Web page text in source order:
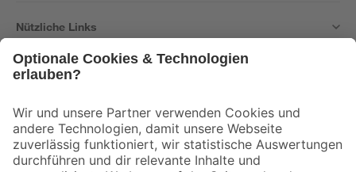
Nützliche Links
Der toom Newsletter: Keine Angebote und Aktionen mehr verpassen!
Zur Newsletter Anmeldung